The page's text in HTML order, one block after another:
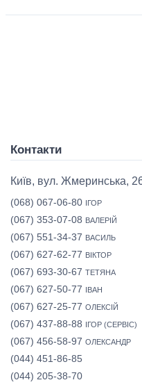
Контакти
Київ, вул. Жмеринська,
(068) 067-06-80 ІГОР
(067) 353-07-08 ВАЛЕРІЙ
(067) 551-34-37 ВАСИЛЬ
(067) 627-62-77 ВІКТОР
(067) 693-30-67 ТЕТЯНА
(067) 627-50-77 ІВАН
(067) 627-25-77 ОЛЕКСІЙ
(067) 437-88-88 ІГОР (СЕРВІС)
(067) 456-58-97 ОЛЕКСАНДР
(044) 451-86-85
(044) 205-38-70